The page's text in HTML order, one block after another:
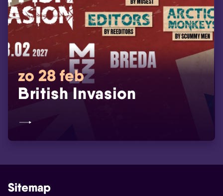
zo 28 feb
British Invasion
Sitemap